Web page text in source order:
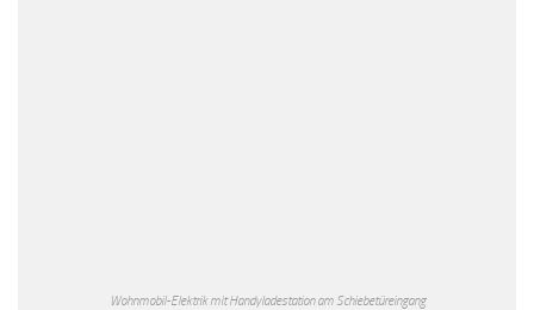
Wohnmobil-Elektrik mit Handyladestation am Schiebetüreingang